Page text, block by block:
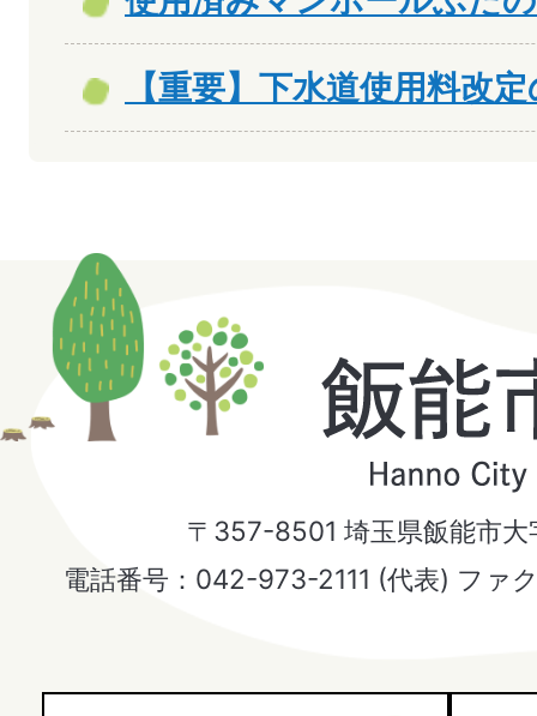
【重要】下水道使用料改
飯
能
Hanno
〒357-8501 埼玉県飯能市大
電話番号：042-973-2111 (代表) ファ